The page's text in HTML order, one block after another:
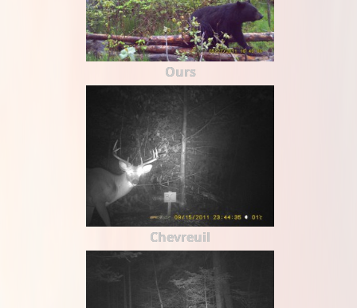
Ours
Chevreuil